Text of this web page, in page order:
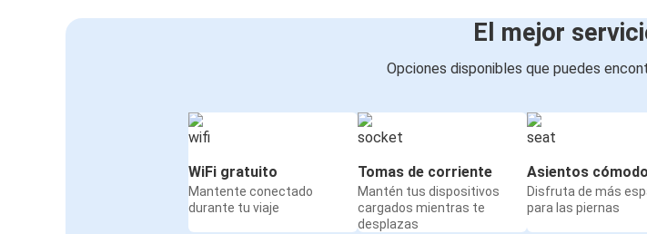
El mejor
Opciones disponibles que puedes
WiFi gratuito
Mantente conectado
durante tu viaje
Tomas de corriente
Mantén tus dispositivos
cargados mientras te
desplazas
Asientos
Disfruta de más
para las piernas